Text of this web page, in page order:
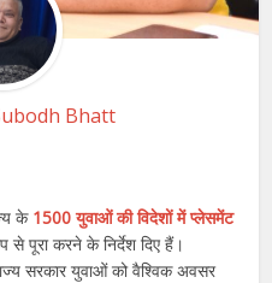
Bhatt
के 1500 युवाओं की विदेशों में प्लेसमेंट
से पूरा करने के निर्देश दिए हैं।
सरकार युवाओं को वैश्विक अवसर